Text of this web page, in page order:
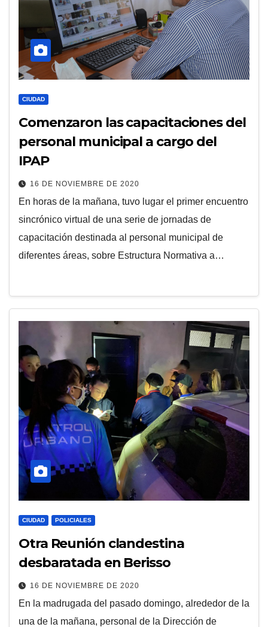
CIUDAD
Comenzaron las capacitaciones del
personal municipal a cargo del
IPAP
16 DE NOVIEMBRE DE 2020
En horas de la mañana, tuvo lugar el primer encuentro
sincrónico virtual de una serie de jornadas de
capacitación destinada al personal municipal de
diferentes áreas, sobre Estructura Normativa a…
CIUDAD POLICIALES
Otra Reunión clandestina
desbaratada en Berisso
16 DE NOVIEMBRE DE 2020
En la madrugada del pasado domingo, alrededor de la
una de la mañana, personal de la Dirección de